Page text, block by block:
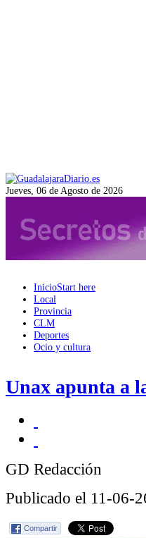
Jueves, 06 de Agosto de 2026
InicioStart here
Local
Provincia
CLM
Deportes
Ocio y cultura
Unax apunta a
GD Redacción
Publicado el 11-06-
Compartir